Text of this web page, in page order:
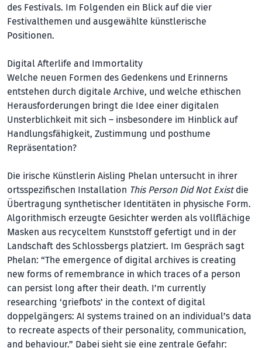
des Festivals. Im Folgenden ein Blick auf die vier
Festivalthemen und ausgewählte künstlerische
Positionen.
Digital Afterlife and Immortality
Welche neuen Formen des Gedenkens und Erinnerns
entstehen durch digitale Archive, und welche ethischen
Herausforderungen bringt die Idee einer digitalen
Unsterblichkeit mit sich – insbesondere im Hinblick auf
Handlungsfähigkeit, Zustimmung und posthume
Repräsentation?
Die irische Künstlerin Aisling Phelan untersucht in ihrer
ortsspezifischen Installation This Person Did Not Existdie
Übertragung synthetischer Identitäten in physische Form.
Algorithmisch erzeugte Gesichter wer­den als vollflächige
Masken aus recyceltem Kunststoff gefertigt und in der
Landschaft des Schlossbergs platziert. Im Gespräch sagt
Phelan: “The emergence of digital archives is creating
new forms of remembrance in which traces of a person
can persist long after their death. I’m currently
researching ‘griefbots’ in the context of di­gital
doppelgängers: AI systems trained on an individual’s data
to recreate aspects of their personality, communication,
and behaviour.” Dabei sieht sie eine zentrale Gefahr: